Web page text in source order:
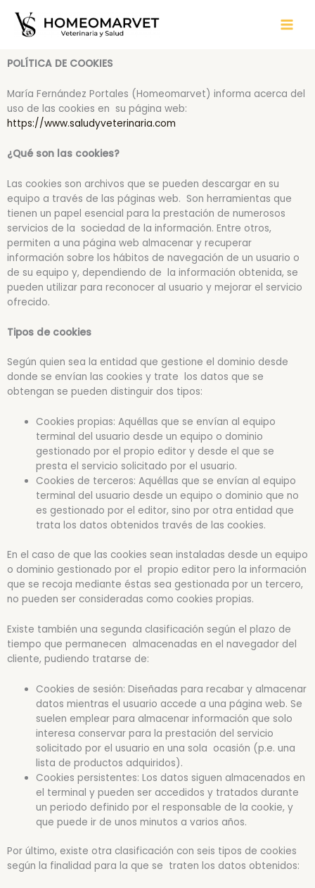
contenido
POLÍTICA DE COOKIES
María Fernández Portales (Homeomarvet) informa acerca del
uso de las cookies en su página web:
https://www.saludyveterinaria.com
¿Qué son las cookies?
Las cookies son archivos que se pueden descargar en su
equipo a través de las páginas web. Son herramientas que
tienen un papel esencial para la prestación de numerosos
servicios de la sociedad de la información. Entre otros,
permiten a una página web almacenar y recuperar
información sobre los hábitos de navegación de un usuario o
de su equipo y, dependiendo de la información obtenida, se
pueden utilizar para reconocer al usuario y mejorar el servicio
ofrecido.
Tipos de cookies
Según quien sea la entidad que gestione el dominio desde
donde se envían las cookies y trate los datos que se
obtengan se pueden distinguir dos tipos:
Cookies propias: Aquéllas que se envían al equipo
terminal del usuario desde un equipo o dominio
gestionado por el propio editor y desde el que se
presta el servicio solicitado por el usuario.
Cookies de terceros: Aquéllas que se envían al equipo
terminal del usuario desde un equipo o dominio que no
es gestionado por el editor, sino por otra entidad que
trata los datos obtenidos través de las cookies.
En el caso de que las cookies sean instaladas desde un equipo
o dominio gestionado por el propio editor pero la información
que se recoja mediante éstas sea gestionada por un tercero,
no pueden ser consideradas como cookies propias.
Existe también una segunda clasificación según el plazo de
tiempo que permanecen almacenadas en el navegador del
cliente, pudiendo tratarse de:
Cookies de sesión: Diseñadas para recabar y almacenar
datos mientras el usuario accede a una página web. Se
suelen emplear para almacenar información que solo
interesa conservar para la prestación del servicio
solicitado por el usuario en una sola ocasión (p.e. una
lista de productos adquiridos).
Cookies persistentes: Los datos siguen almacenados en
el terminal y pueden ser accedidos y tratados durante
un periodo definido por el responsable de la cookie, y
que puede ir de unos minutos a varios años.
Por último, existe otra clasificación con seis tipos de cookies
según la finalidad para la que se traten los datos obtenidos: